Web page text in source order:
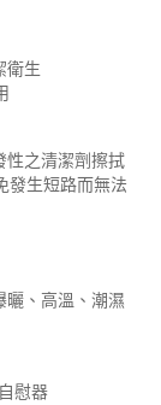
衛生
性之清潔劑擦拭
發生短路而無法
曬、高溫、潮濕
慰器